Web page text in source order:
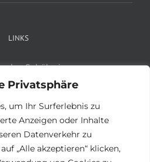
Privatsphäre
um Ihr Surferlebnis zu
Anzeigen oder Inhalte
Datenverkehr zu
„Alle akzeptieren“ klicken,
LINKS
Schüler:innen
Lehrer:innen
Betriebe